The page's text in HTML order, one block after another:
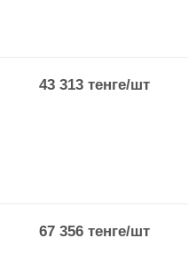
43 313тенге/шт
67 356тенге/шт